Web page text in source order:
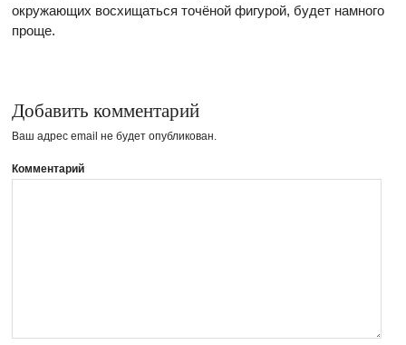
окружающих восхищаться точёной фигурой, будет намного
проще.
Добавить комментарий
Ваш адрес email не будет опубликован.
Комментарий